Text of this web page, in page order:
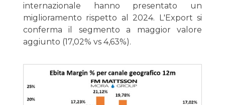
internazionale hanno presentato un
miglioramento rispetto al 2024. L'Export si
conferma il segmento a maggior valore
aggiunto (17,02% vs 4,63%).